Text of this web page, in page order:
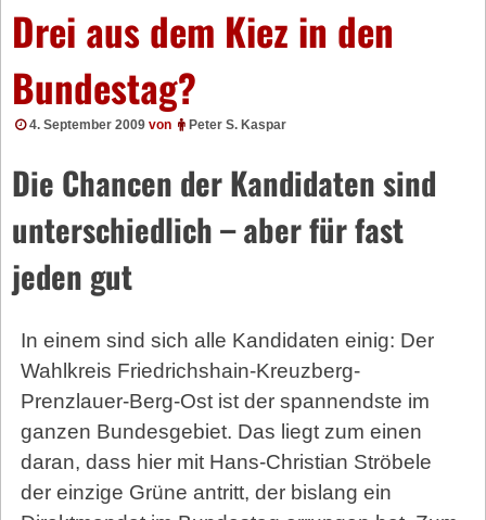
Drei aus dem Kiez in den
Bundestag?
4. September 2009 von Peter S. Kaspar
Die Chancen der Kandidaten sind
unterschiedlich – aber für fast
jeden gut
In einem sind sich alle Kandidaten einig: Der
Wahlkreis Friedrichshain-Kreuzberg-
Prenzlauer-Berg-Ost ist der spannendste im
ganzen Bundesgebiet. Das liegt zum einen
daran, dass hier mit Hans-Christian Ströbele
der einzige Grüne antritt, der bislang ein